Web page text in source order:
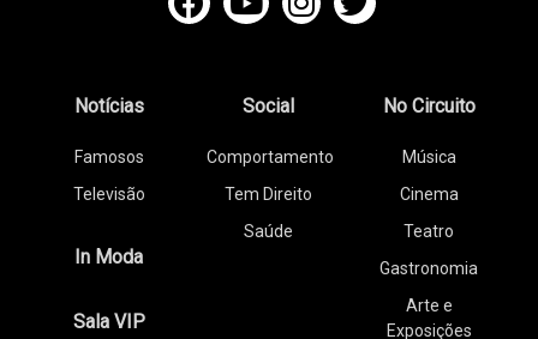
Notícias
Famosos
Televisão
In Moda
Sala VIP
Social
Comportamento
Tem Direito
Saúde
No Circuito
Música
Cinema
Teatro
Gastronomia
Arte e
Exposições